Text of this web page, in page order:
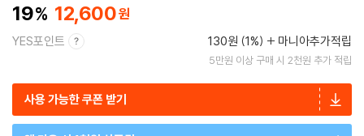
19 12,600
YES포인트 130원 (1%) 마니아추가적립
5만원 이상 구매 시 2천원 추가 적립
사용 가능한 쿠폰 받기